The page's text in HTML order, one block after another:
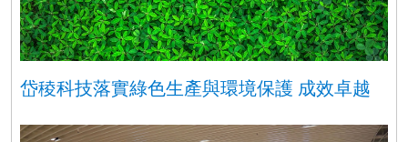
岱稜科技落實綠色生產與環境保護 成效卓越